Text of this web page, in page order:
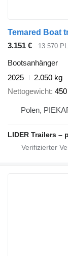
3.151 € 13.570
Bootsanhänger
2025
2.050 kg
Nettogewicht
Polen,
LIDER Trailers –